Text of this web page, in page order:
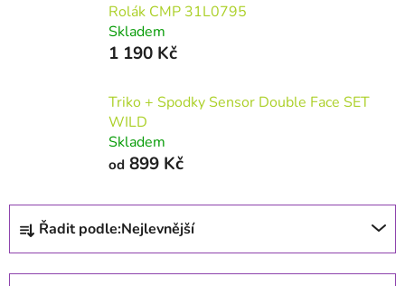
Rolák CMP 31L0795
Skladem
1 190 Kč
Triko + Spodky Sensor Double Face SET
WILD
Skladem
od 899 Kč
Řazení produktů
Řadit podle:Nejlevnější